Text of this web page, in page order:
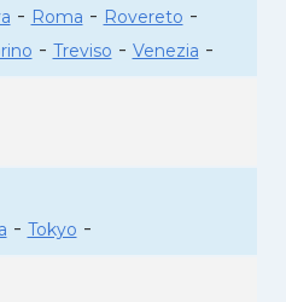
- Roma - Rovereto -
- Treviso - Venezia -
- Tokyo -